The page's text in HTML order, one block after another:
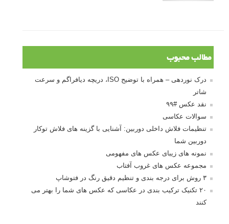
مطالب محبوب
درک نوردهی – همراه با توضیح ISO، دریچه دیافراگم و سرعت
شاتر
نقد عکس #۹۹
سوالات عکاسی
تنظیمات فلاش داخلی دوربین: آشنایی با گزینه های فلاش توکار
دوربین شما
نمونه های زیبای عکس های مفهومی
مجموعه عکس های غروب آفتاب
۳ روش برای درجه بندی و تنظیم دقیق رنگ در فتوشاپ
۲۰ تکنیک ترکیب بندی در عکاسی که عکس های شما را بهتر می
کنند